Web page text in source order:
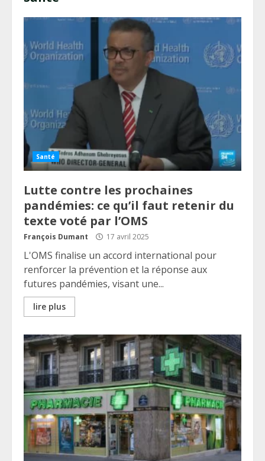
Santé
Lutte contre les prochaines
pandémies: ce qu’il faut retenir du
texte voté par l’OMS
François Dumant 17 avril 2025
L'OMS finalise un accord international pour
renforcer la prévention et la réponse aux
futures pandémies, visant une...
lire plus